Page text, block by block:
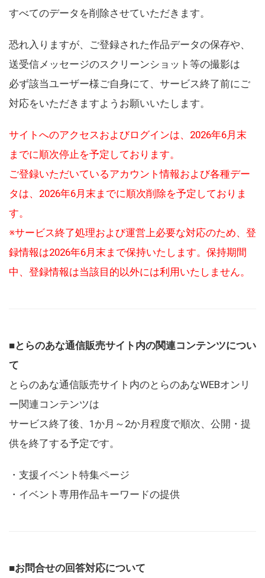
すべてのデータを削除させていただきます。
恐れ入りますが、ご登録された作品データの保存や、
送受信メッセージのスクリーンショット等の撮影は
必ず該当ユーザー様ご自身にて、サービス終了前にご
対応をいただきますようお願いいたします。
サイトへのアクセスおよびログインは、2026年6月末
までに順次停止を予定しております。
ご登録いただいているアカウント情報および各種デー
タは、2026年6月末までに順次削除を予定しておりま
す。
※サービス終了処理および運営上必要な対応のため、登
録情報は2026年6月末まで保持いたします。保持期間
中、登録情報は当該目的以外には利用いたしません。
■とらのあな通信販売サイト内の関連コンテンツについ
て
とらのあな通信販売サイト内のとらのあなWEBオンリ
ー関連コンテンツは
サービス終了後、1か月～2か月程度で順次、公開・提
供を終了する予定です。
・支援イベント特集ページ
・イベント専用作品キーワードの提供
■お問合せの回答対応について